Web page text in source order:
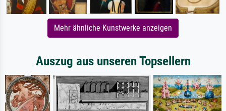
Mehr ähnliche Kunstwerke anzeigen
Auszug aus unseren Topsellern